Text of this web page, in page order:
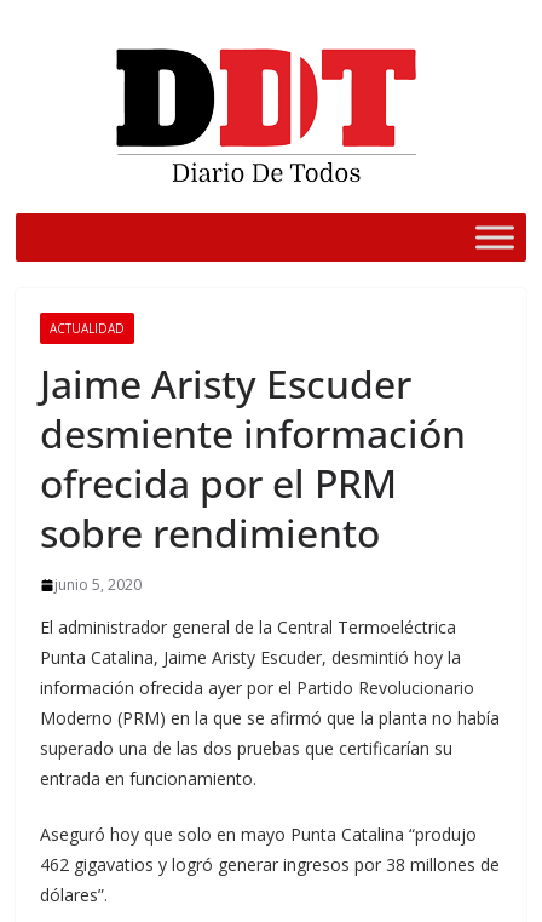
ACTUALIDAD
Jaime Aristy Escuder
desmiente información
ofrecida por el PRM
sobre rendimiento
junio 5, 2020
El administrador general de la Central Termoeléctrica
Punta Catalina, Jaime Aristy Escuder, desmintió hoy la
información ofrecida ayer por el Partido Revolucionario
Moderno (PRM) en la que se afirmó que la planta no había
superado una de las dos pruebas que certificarían su
entrada en funcionamiento.
Aseguró hoy que solo en mayo Punta Catalina “produjo
462 gigavatios y logró generar ingresos por 38 millones de
dólares”.